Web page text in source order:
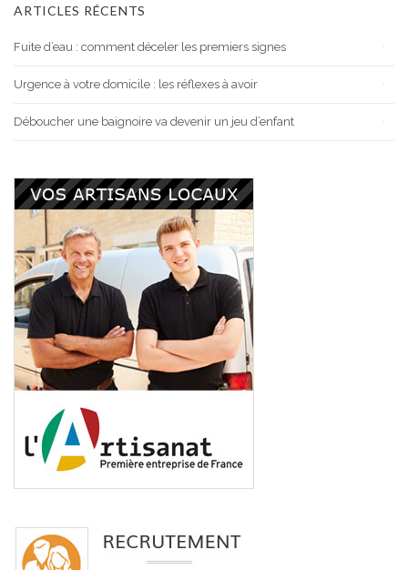
ARTICLES RÉCENTS
Fuite d’eau : comment déceler les premiers signes
Urgence à votre domicile : les réflexes à avoir
Déboucher une baignoire va devenir un jeu d’enfant